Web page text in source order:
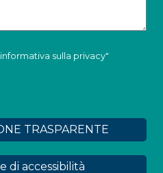
informativa sulla privacy"
TRASPARENTE
di accessibilità